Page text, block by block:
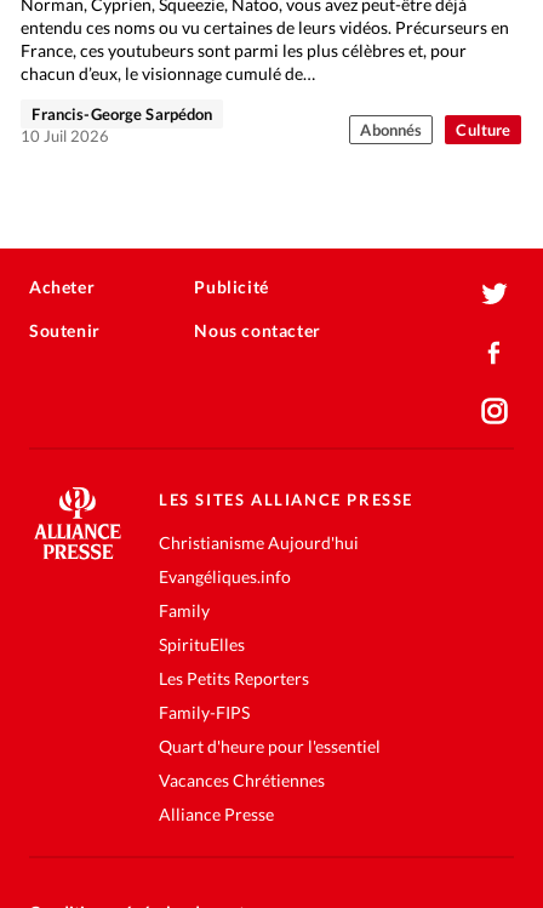
Culture
entendu ces noms ou vu certaines de leurs vidéos. Précurseurs en
France, ces youtubeurs sont parmi les plus célèbres et, pour
chacun d’eux, le visionnage cumulé de…
Francis-George Sarpédon
10 Juil 2026
Abonnés
Acheter
Soutenir
Publicité
Nous contacter
LES SITES ALLIANCE PRESSE
Christianisme Aujourd'hui
Evangéliques.info
Family
SpirituElles
Les Petits Reporters
Family-FIPS
Quart d'heure pour l'essentiel
Vacances Chrétiennes
Alliance Presse